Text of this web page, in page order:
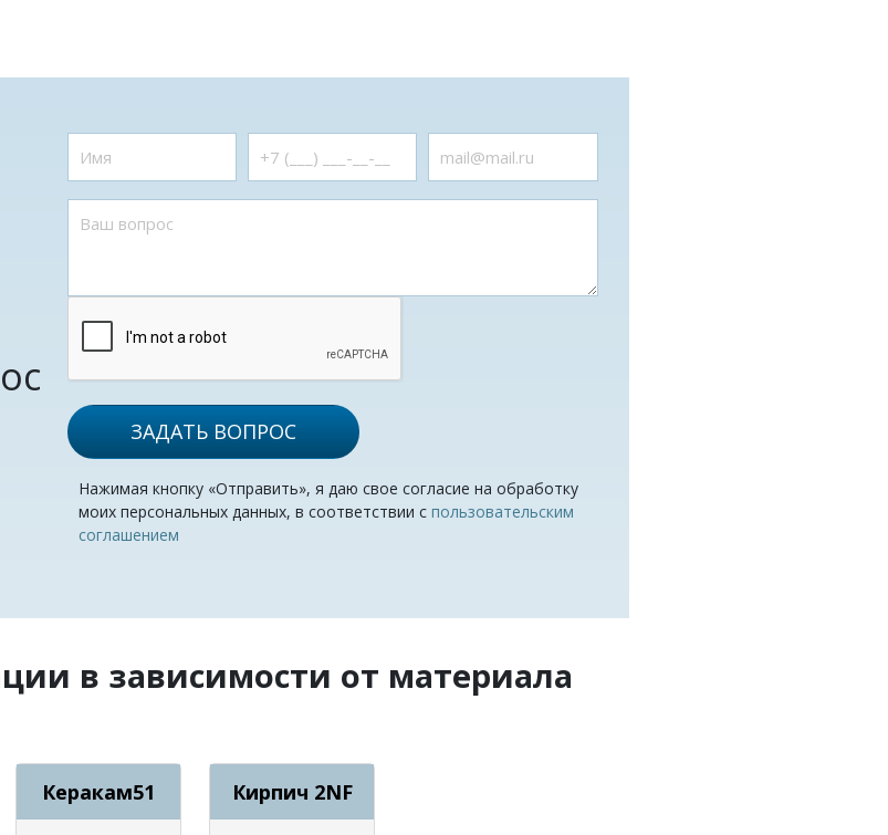
ЗАДАТЬ ВОПРОС
Нажимая кнопку «Отправить», я даю свое согласие на обработку
моих персональных данных, в соответствии с пользовательским
соглашением
в зависимости от материала
Керакам51 Кирпич 2NF